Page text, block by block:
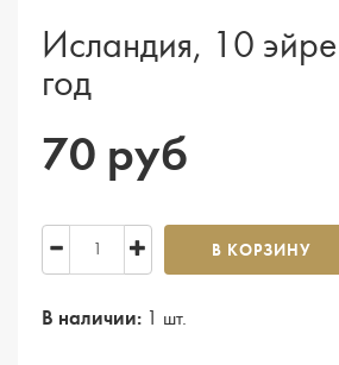
Исландия, 10
год
70 руб
В КОРЗИНУ
В наличии: 1 шт.